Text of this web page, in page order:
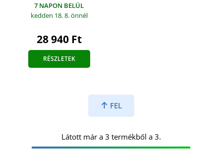
7 NAPON BELÜL
kedden 18. 8.önnél
28 940 Ft
RÉSZLETEK
FEL
Látott már a 3 termékből a 3.